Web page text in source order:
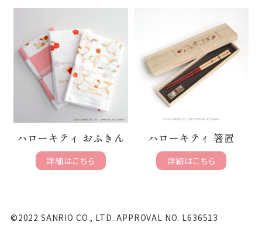
ハローキティ おふきん
詳細はこちら
ハローキティ 箸置
詳細はこちら
©2022 SANRIO CO., LTD. APPROVAL NO. L636513